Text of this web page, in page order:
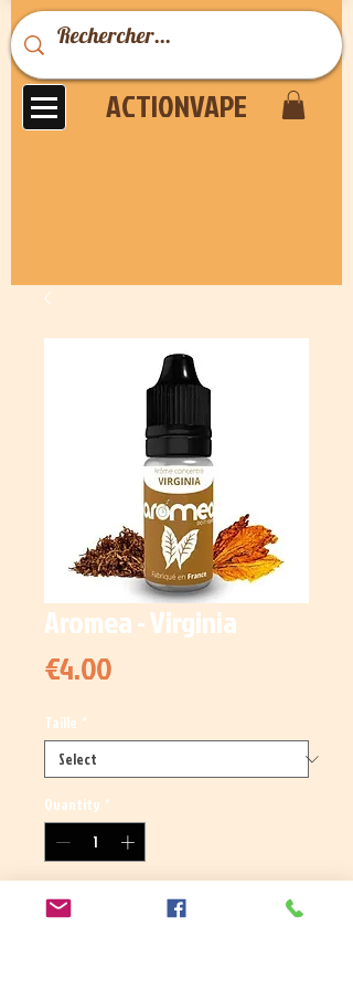
ACTIONVAPE
Aromea - Virginia
€4.00Price
Taille *
Quantity *
Add to Cart